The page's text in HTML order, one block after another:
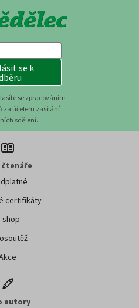
se k
se zpracováním
za účelem zasílání
sdělení.
čtenáře
certifikáty
shop
autory